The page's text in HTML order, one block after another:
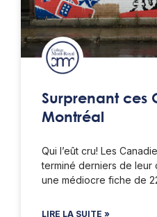
Surprenant ces
Montréal
Qui l’eût cru! Les
terminé derniers de leur
une médiocre fiche de
LIRE LA SUITE »